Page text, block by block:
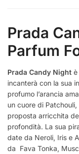
Prada
Parfum
Prada Candy Night è
incanterà con la sua
profumo l’arancia
un cuore di
proposta arricchita
profondità. La sua
date da Neroli, Iris e
da Fava Tonka,